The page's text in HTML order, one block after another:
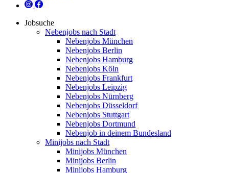
Jobsuche
Nebenjobs nach Stadt
Nebenjobs München
Nebenjobs Berlin
Nebenjobs Hamburg
Nebenjobs Köln
Nebenjobs Frankfurt
Nebenjobs Leipzig
Nebenjobs Nürnberg
Nebenjobs Düsseldorf
Nebenjobs Stuttgart
Nebenjobs Dortmund
Nebenjob in deinem Bundesland
Minijobs nach Stadt
Minijobs München
Minijobs Berlin
Minijobs Hamburg